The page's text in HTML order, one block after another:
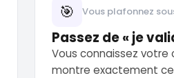
🎯 Vous plafonnez
Passez de « je
Vous connaissez votre
montre exactement